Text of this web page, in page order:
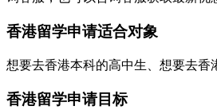
香港留学申请适合对象
想要去香港本科的高中生、想要去香
香港留学申请目标